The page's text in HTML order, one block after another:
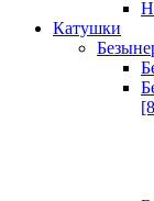
Катушки